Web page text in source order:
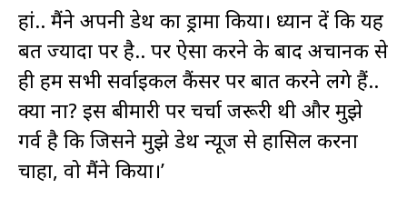
हां.. मैंने अपनी डेथ का ड्रामा किया। ध्यान दें कि यह
बहुत ज्यादा पर है.. पर ऐसा करने के बाद अचानक से
ही हम सभी सर्वाइकल कैंसर पर बात करने लगे हैं..
क्या ना? इस बीमारी पर चर्चा जरूरी थी और मुझे
गर्व है कि जिसने मुझे डेथ न्यूज से हासिल करना
चाहा, वो मैंने किया।’